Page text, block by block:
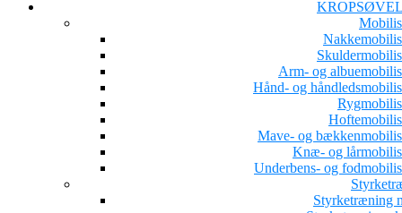
Arm- og
Hånd- og
Mave- og
Knæ- og
Underbens- og
Styrketræning